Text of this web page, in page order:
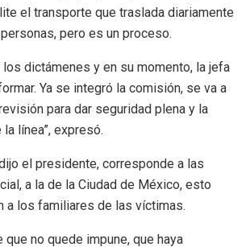
el transporte que traslada diariamente
pero es un proceso.
los dictámenes y en su momento, la jefa
Ya se integró la comisión, se va a
para dar seguridad plena y la
línea”, expresó.
el presidente, corresponde a las
a la de la Ciudad de México, esto
a los familiares de las víctimas.
que no quede impune, que haya